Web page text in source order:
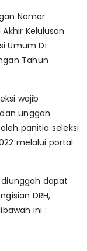
Nomor
Kelulusan
Umum Di
Tahun
wajib
unggah
panitia seleksi
melalui portal
dapat
DRH,
ini :